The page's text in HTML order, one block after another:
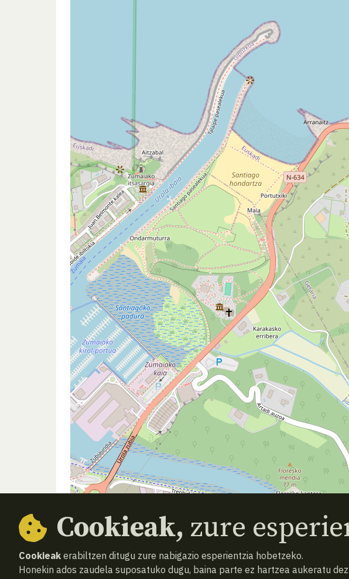
Cookieak, zure
Cookieak erabiltzen ditugu zure nabigazio esperientzia hobetzeko.
Honekin ados zaudela suposatuko dugu, baina parte ez hartzea aukeratu